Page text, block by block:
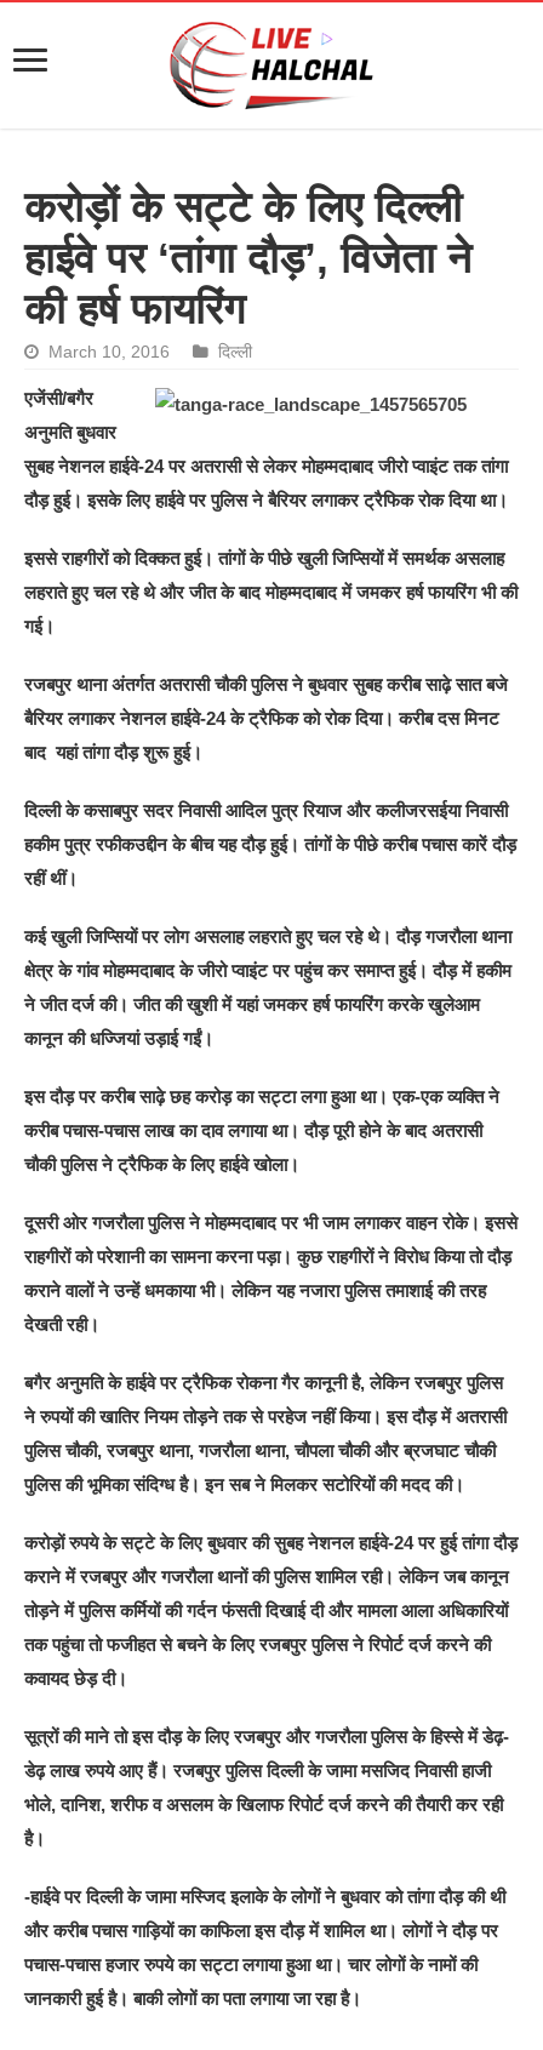
करोड़ों के सट्टे के लिए दिल्ली
हाईवे पर ‘तांगा दौड़’, विजेता ने
की हर्ष फायरिंग
March 10, 2016 दिल्ली
एजेंसी/बगैर
अनुमति बुधवार
सुबह नेशनल हाईवे-24 पर अतरासी से लेकर मोहम्मदाबाद जीरो प्वाइंट तक तांगा
दौड़ हुई। इसके लिए हाईवे पर पुलिस ने बैरियर लगाकर ट्रैफिक रोक दिया था।
इससे राहगीरों को दिक्कत हुई। तांगों के पीछे खुली जिप्सियों में समर्थक असलाह
लहराते हुए चल रहे थे और जीत के बाद मोहम्मदाबाद में जमकर हर्ष फायरिंग भी की
गई।
रजबपुर थाना अंतर्गत अतरासी चौकी पुलिस ने बुधवार सुबह करीब साढ़े सात बजे
बैरियर लगाकर नेशनल हाईवे-24 के ट्रैफिक को रोक दिया। करीब दस मिनट
बाद यहां तांगा दौड़ शुरू हुई।
दिल्ली के कसाबपुर सदर निवासी आदिल पुत्र रियाज और कलीजरसईया निवासी
हकीम पुत्र रफीकउद्दीन के बीच यह दौड़ हुई। तांगों के पीछे करीब पचास कारें दौड़
रहीं थीं।
कई खुली जिप्सियों पर लोग असलाह लहराते हुए चल रहे थे। दौड़ गजरौला थाना
क्षेत्र के गांव मोहम्मदाबाद के जीरो प्वाइंट पर पहुंच कर समाप्त हुई। दौड़ में हकीम
ने जीत दर्ज की। जीत की खुशी में यहां जमकर हर्ष फायरिंग करके खुलेआम
कानून की धज्जियां उड़ाई गईं।
इस दौड़ पर करीब साढ़े छह करोड़ का सट्टा लगा हुआ था। एक-एक व्यक्ति ने
करीब पचास-पचास लाख का दाव लगाया था। दौड़ पूरी होने के बाद अतरासी
चौकी पुलिस ने ट्रैफिक के लिए हाईवे खोला।
दूसरी ओर गजरौला पुलिस ने मोहम्मदाबाद पर भी जाम लगाकर वाहन रोके। इससे
राहगीरों को परेशानी का सामना करना पड़ा। कुछ राहगीरों ने विरोध किया तो दौड़
कराने वालों ने उन्हें धमकाया भी। लेकिन यह नजारा पुलिस तमाशाई की तरह
देखती रही।
बगैर अनुमति के हाईवे पर ट्रैफिक रोकना गैर कानूनी है, लेकिन रजबपुर पुलिस
ने रुपयों की खातिर नियम तोड़ने तक से परहेज नहीं किया। इस दौड़ में अतरासी
पुलिस चौकी, रजबपुर थाना, गजरौला थाना, चौपला चौकी और ब्रजघाट चौकी
पुलिस की भूमिका संदिग्ध है। इन सब ने मिलकर सटोरियों की मदद की।
करोड़ों रुपये के सट्टे के लिए बुधवार की सुबह नेशनल हाईवे-24 पर हुई तांगा दौड़
कराने में रजबपुर और गजरौला थानों की पुलिस शामिल रही। लेकिन जब कानून
तोड़ने में पुलिस कर्मियों की गर्दन फंसती दिखाई दी और मामला आला अधिकारियों
तक पहुंचा तो फजीहत से बचने के लिए रजबपुर पुलिस ने रिपोर्ट दर्ज करने की
कवायद छेड़ दी।
सूत्रों की माने तो इस दौड़ के लिए रजबपुर और गजरौला पुलिस के हिस्से में डेढ़-
डेढ़ लाख रुपये आए हैं। रजबपुर पुलिस दिल्ली के जामा मसजिद निवासी हाजी
भोले, दानिश, शरीफ व असलम के खिलाफ रिपोर्ट दर्ज करने की तैयारी कर रही
है।
-हाईवे पर दिल्ली के जामा मस्जिद इलाके के लोगों ने बुधवार को तांगा दौड़ की थी
और करीब पचास गाड़ियों का काफिला इस दौड़ में शामिल था। लोगों ने दौड़ पर
पचास-पचास हजार रुपये का सट्टा लगाया हुआ था। चार लोगों के नामों की
जानकारी हुई है। बाकी लोगों का पता लगाया जा रहा है।